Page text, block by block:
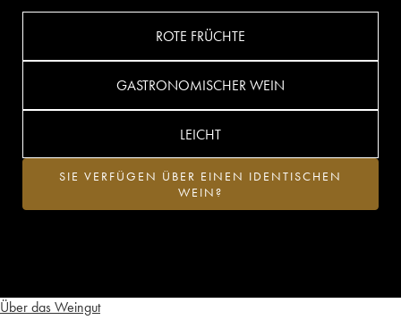
Über das Weingut
ROTE FRÜCHTE
GASTRONOMISCHER WEIN
LEICHT
SIE VERFÜGEN ÜBER EINEN IDENTISCHEN
WEIN?